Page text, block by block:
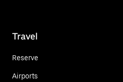
Travel
Reserve
Airports